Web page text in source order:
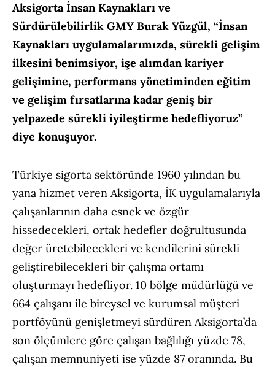
Aksigorta İnsan Kaynakları ve
Sürdürülebilirlik GMY Burak Yüzgül, “İnsan
Kaynakları uygulamalarımızda, sürekli gelişim
ilkesini benimsiyor, işe alımdan kariyer
gelişimine, performans yönetiminden eğitim
ve gelişim fırsatlarına kadar geniş bir
yelpazede sürekli iyileştirme hedefliyoruz”
diye konuşuyor.
Türkiye sigorta sektöründe 1960 yılından bu
yana hizmet veren Aksigorta, İK uygulamalarıyla
çalışanlarının daha esnek ve özgür
hissedecekleri, ortak hedefler doğrultusunda
değer üretebilecekleri ve kendilerini sürekli
geliştirebilecekleri bir çalışma ortamı
oluşturmayı hedefliyor. 10 bölge müdürlüğü ve
664 çalışanı ile bireysel ve kurumsal müşteri
portföyünü genişletmeyi sürdüren Aksigorta’da
son ölçümlere göre çalışan bağlılığı yüzde 78,
çalışan memnuniyeti ise yüzde 87 oranında. Bu